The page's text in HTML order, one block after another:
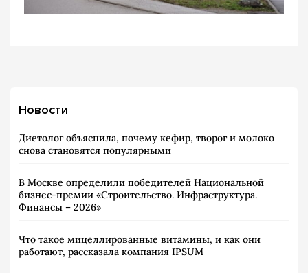
Новости
Диетолог объяснила, почему кефир, творог и молоко
снова становятся популярными
В Москве определили победителей Национальной
бизнес-премии «Строительство. Инфраструктура.
Финансы – 2026»
Что такое мицеллированные витамины, и как они
работают, рассказала компания IPSUM